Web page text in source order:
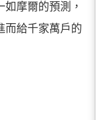
摩爾的預測，
而給千家萬戶的